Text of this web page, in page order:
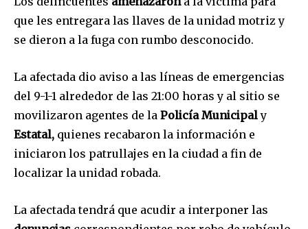
que les entregara las llaves de la unidad motriz y
se dieron a la fuga con rumbo desconocido.
La afectada dio aviso a las líneas de emergencias
del 9-1-1 alrededor de las 21:00 horas y al sitio se
movilizaron agentes de la Policía Municipaly
Estatal, quienes recabaron la información e
iniciaron los patrullajes en la ciudad a fin de
localizar la unidad robada.
La afectada tendrá que acudir a interponer las